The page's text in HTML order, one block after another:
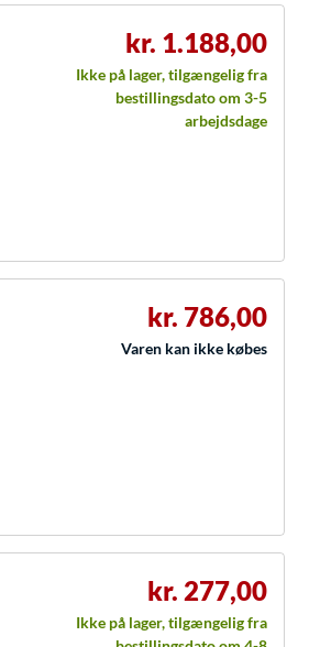
kr. 1.188,00
Ikke på lager, tilgængelig fra
bestillingsdato om 3-5
arbejdsdage
kr. 786,00
Varen kan ikke købes
kr. 277,00
Ikke på lager, tilgængelig fra